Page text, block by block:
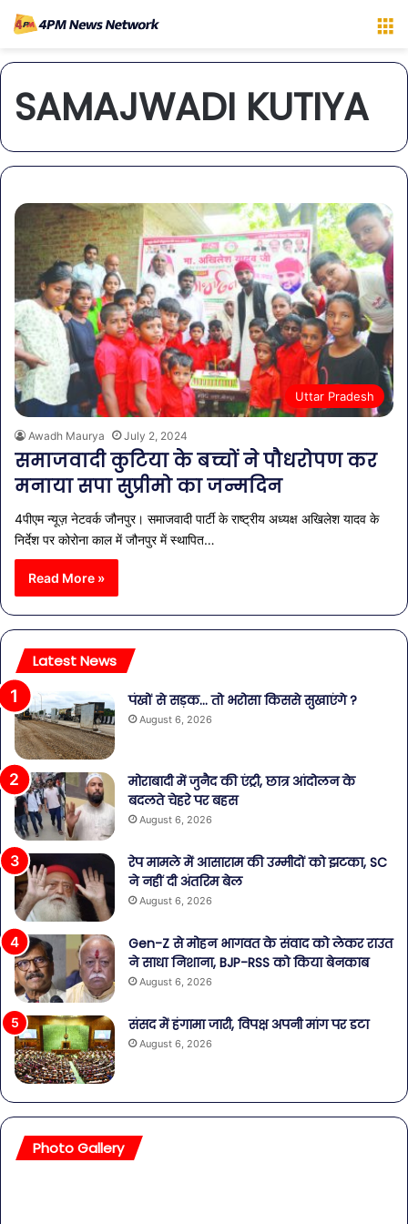
SAMAJWADI KUTIYA
Uttar Pradesh
Awadh Maurya July 2, 2024
समाजवादी कुटिया के बच्चों ने पौधरोपण कर
मनाया सपा सुप्रीमो का जन्मदिन
4पीएम न्यूज़ नेटवर्क जौनपुर। समाजवादी पार्टी के राष्ट्रीय अध्यक्ष अखिलेश यादव के
निर्देश पर कोरोना काल में जौनपुर में स्थापित…
Read More »
Latest News
पंखों से सड़क… तो भरोसा किससे सुखाएंगे ?
August 6, 2026
मोराबादी में जुनैद की एंट्री, छात्र आंदोलन के
बदलते चेहरे पर बहस
August 6, 2026
रेप मामले में आसाराम की उम्मीदों को झटका, SC
ने नहीं दी अंतरिम बेल
August 6, 2026
Gen-Z से मोहन भागवत के संवाद को लेकर राउत
ने साधा निशाना, BJP-RSS को किया बेनकाब
August 6, 2026
संसद में हंगामा जारी, विपक्ष अपनी मांग पर डटा
August 6, 2026
Photo Gallery